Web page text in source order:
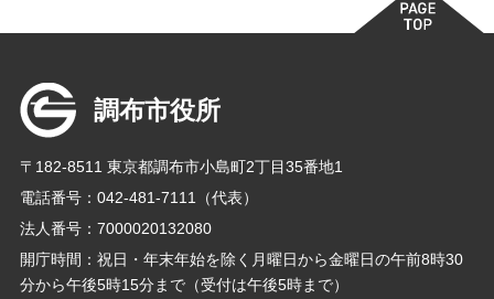
調布市役所
〒182-8511 東京都調布市小島町2丁目35番地1
電話番号：042-481-7111（代表）
法人番号：7000020132080
開庁時間：祝日・年末年始を除く月曜日から金曜日の午前8時30
分から午後5時15分まで（受付は午後5時まで）